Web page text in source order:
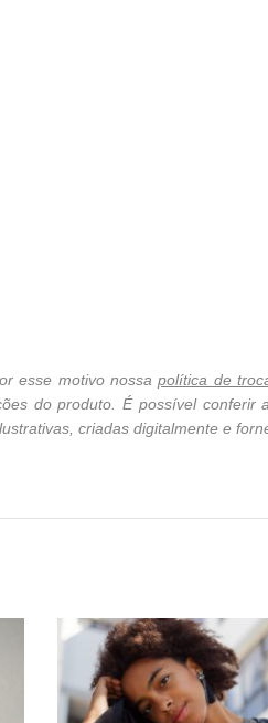
esse motivo nossapolítica de
do produto. É possível
criadas digitalmente e